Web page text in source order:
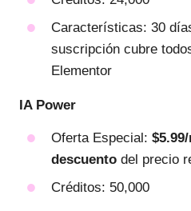
Características: 30
suscripción cubre
Elementor
IA Power
Oferta Especial:
descuento del precio
Créditos: 50,000